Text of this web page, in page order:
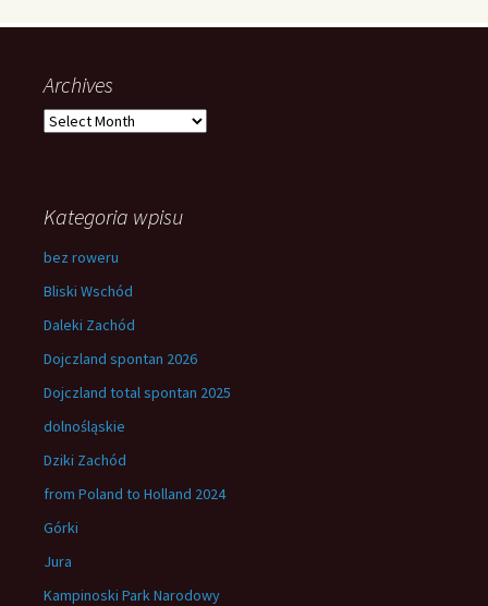
Archives
Archives
Kategoria wpisu
bez roweru
Bliski Wschód
Daleki Zachód
Dojczland spontan 2026
Dojczland total spontan 2025
dolnośląskie
Dziki Zachód
from Poland to Holland 2024
Górki
Jura
Kampinoski Park Narodowy